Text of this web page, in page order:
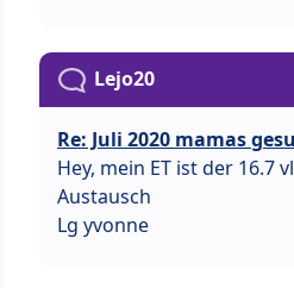
Lejo20
Re: Juli 2020 mamas
Hey, mein ET ist der 16.7
Austausch
Lg yvonne